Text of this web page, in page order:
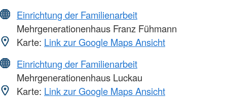
Einrichtung der Familienarbeit
Mehrgenerationenhaus Franz Fühmann
Karte: Link zur Google Maps Ansicht
Einrichtung der Familienarbeit
Mehrgenerationenhaus Luckau
Karte: Link zur Google Maps Ansicht